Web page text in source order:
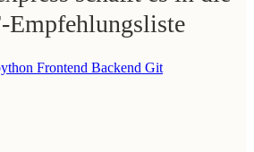
Frontend Backend Git